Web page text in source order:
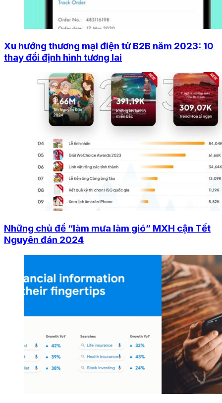
Xu hướng thương mại điện tử B2B năm 2023: 10
thay đổi định hình tương lai
Những chủ đề “làm mưa làm gió” MXH cận Tết
Nguyên đán 2024